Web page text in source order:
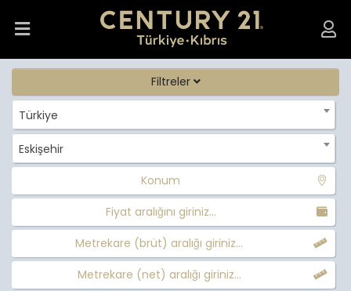
Filtreler
Türkiye
Eskişehir
Konum
Fiyat aralığını giriniz...
Metrekare (brüt) aralığı giriniz...
Metrekare (net) aralığı giriniz...